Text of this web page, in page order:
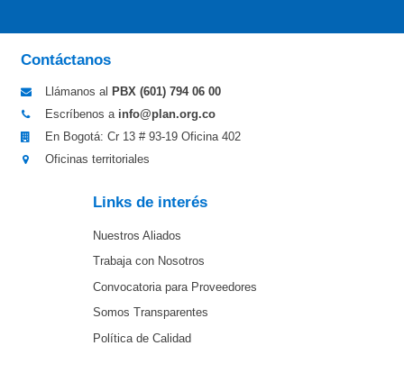
Contáctanos
Llámanos al PBX (601) 794 06 00
Escríbenos a info@plan.org.co
En Bogotá: Cr 13 # 93-19 Oficina 402
Oficinas territoriales
Links de interés
Nuestros Aliados
Trabaja con Nosotros
Convocatoria para Proveedores
Somos Transparentes
Política de Calidad